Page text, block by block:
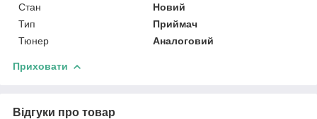
Стан
Новий
Тип
Приймач
Тюнер
Аналоговий
Приховати
Відгуки про товар